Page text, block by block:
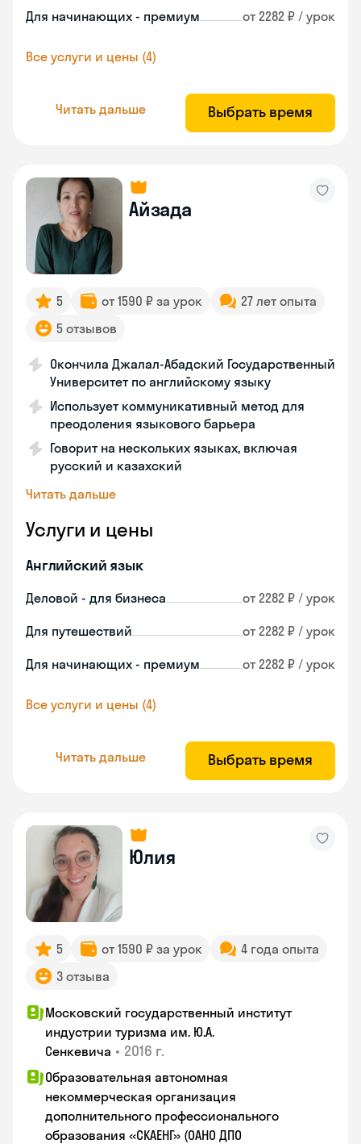
Для начинающих - премиум от 2282 ₽ / урок
Все услуги и цены (4)
Читать дальше Выбрать время
Айзада
5 от 1590 ₽ за урок
27 лет опыта
5 отзывов
Окончила Джалал-Абадский Государственный
Университет по английскому языку
Использует коммуникативный метод для
преодоления языкового барьера
Говорит на нескольких языках, включая
русский и казахский
Читать дальше
Услуги и цены
Английский язык
Деловой - для бизнеса от 2282 ₽ / урок
Для путешествий от 2282 ₽ / урок
Для начинающих - премиум от 2282 ₽ / урок
Все услуги и цены (4)
Читать дальше Выбрать время
Юлия
5 от 1590 ₽ за урок
4 года опыта
3 отзыва
Московский государственный институт
индустрии туризма им. Ю.А.
Сенкевича • 2016 г.
Образовательная автономная
некоммерческая организация
дополнительного профессионального
образования «СКАЕНГ» (ОАНО ДПО